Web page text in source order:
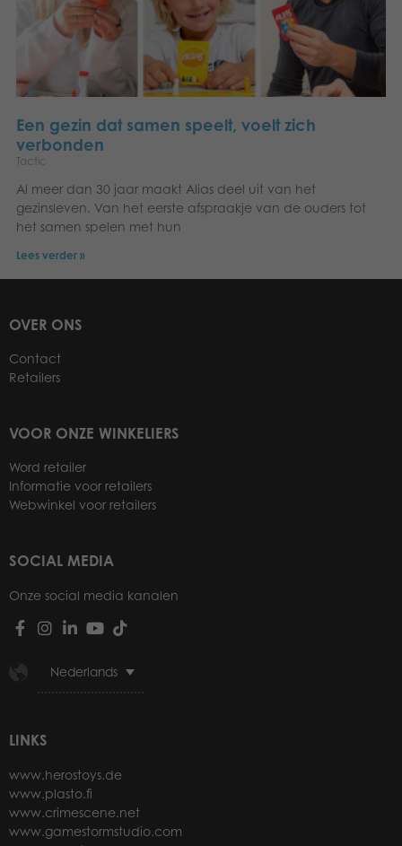
Een gezin dat samen speelt, voelt zich
verbonden
Tactic
Al meer dan 30 jaar maakt Alias deel uit van het
gezinsleven. Van het eerste afspraakje van de ouders tot
het samen spelen met hun
Lees verder »
OVER ONS
Contact
Retailers
VOOR ONZE WINKELIERS
Word retailer
Informatie voor retailers
Webwinkel voor retailers
SOCIAL MEDIA
Onze social media kanalen
Nederlands
LINKS
www.herostoys.de
www.plasto.fi
www.crimescene.net
www.gamestormstudio.com